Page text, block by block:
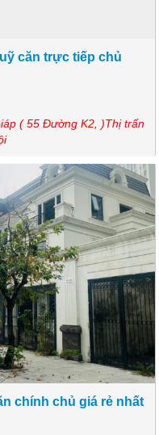
căn trực tiếp chủ
( 55 Đường K2, )Thị trấn
chính chủ giá rẻ nhất